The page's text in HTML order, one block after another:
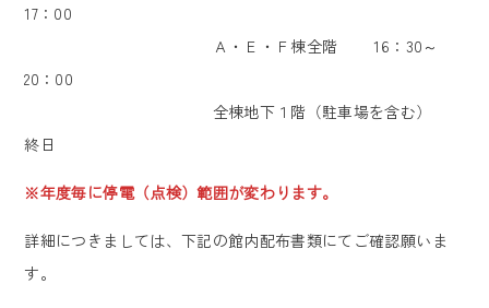
17：00
Ａ・Ｅ・Ｆ棟全階 16：30～
20：00
全棟地下１階（駐車場を含む）
終日
※年度毎に停電（点検）範囲が変わります。
詳細につきましては、下記の館内配布書類にてご確認願いま
す。